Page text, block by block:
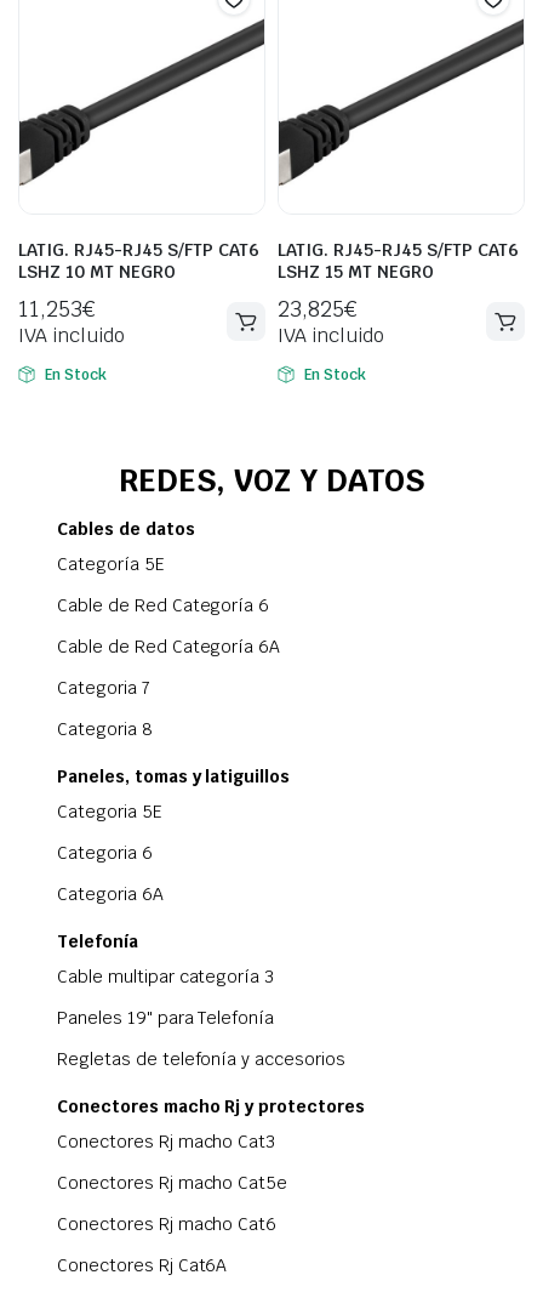
LATIG. RJ45-RJ45 S/FTP CAT6
LSHZ 10 MT NEGRO
11,253€
IVA incluido
En Stock
LATIG. RJ45-RJ45 S/FTP CAT6
LSHZ 15 MT NEGRO
23,825€
IVA incluido
En Stock
REDES, VOZ Y DATOS
Cables de datos
Categoría 5E
Cable de Red Categoría 6
Cable de Red Categoría 6A
Categoria 7
Categoria 8
Paneles, tomas y latiguillos
Categoria 5E
Categoria 6
Categoria 6A
Telefonía
Cable multipar categoría 3
Paneles 19" para Telefonía
Regletas de telefonía y accesorios
Conectores macho Rj y protectores
Conectores Rj macho Cat3
Conectores Rj macho Cat5e
Conectores Rj macho Cat6
Conectores Rj Cat6A